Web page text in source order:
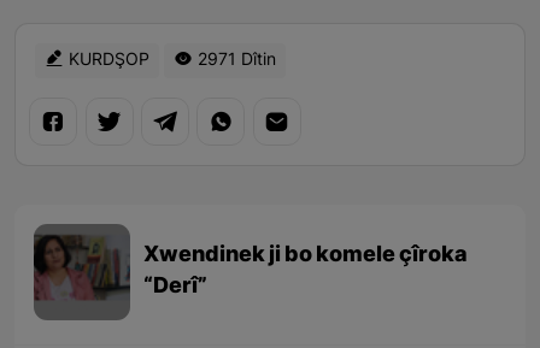
KURDŞOP 2971 Dîtin
Xwendinek ji bo komele çîroka
“Derî”